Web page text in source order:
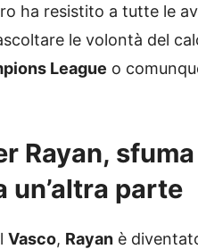
ha resistito a tutte le
le volontà del
League o
Rayan,
un’altra parte
Vasco, Rayan è